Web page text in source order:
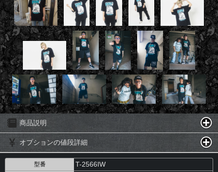
商品説明
オプションの値段詳細
型番 T-2566IW